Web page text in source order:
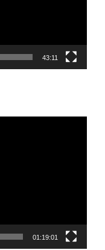
43:11
01:19:01